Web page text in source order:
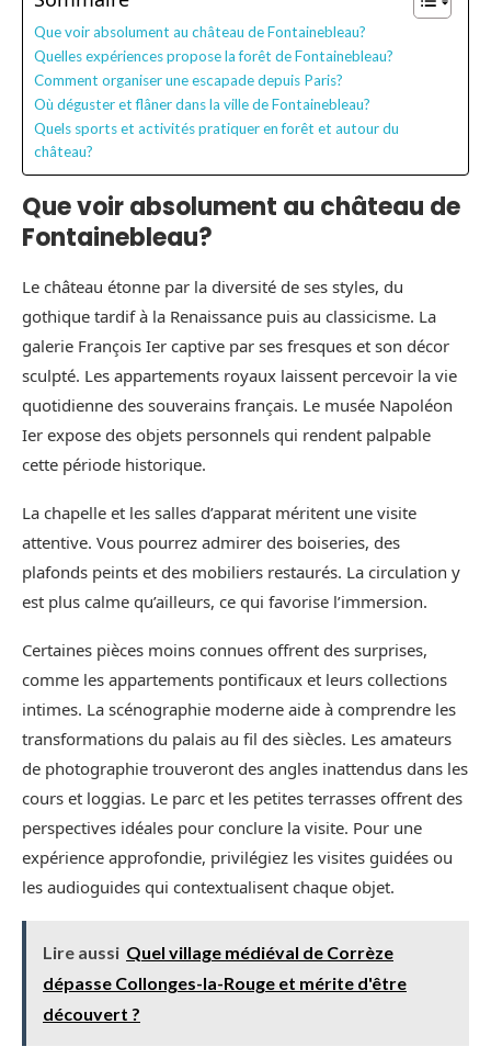
Que voir absolument au château de Fontainebleau?
Quelles expériences propose la forêt de Fontainebleau?
Comment organiser une escapade depuis Paris?
Où déguster et flâner dans la ville de Fontainebleau?
Quels sports et activités pratiquer en forêt et autour du
château?
Que voir absolument au château de
Fontainebleau?
Le château étonne par la diversité de ses styles, du
gothique tardif à la Renaissance puis au classicisme. La
galerie François Ier captive par ses fresques et son décor
sculpté. Les appartements royaux laissent percevoir la vie
quotidienne des souverains français. Le musée Napoléon
Ier expose des objets personnels qui rendent palpable
cette période historique.
La chapelle et les salles d’apparat méritent une visite
attentive. Vous pourrez admirer des boiseries, des
plafonds peints et des mobiliers restaurés. La circulation y
est plus calme qu’ailleurs, ce qui favorise l’immersion.
Certaines pièces moins connues offrent des surprises,
comme les appartements pontificaux et leurs collections
intimes. La scénographie moderne aide à comprendre les
transformations du palais au fil des siècles. Les amateurs
de photographie trouveront des angles inattendus dans les
cours et loggias. Le parc et les petites terrasses offrent des
perspectives idéales pour conclure la visite. Pour une
expérience approfondie, privilégiez les visites guidées ou
les audioguides qui contextualisent chaque objet.
Lire aussi Quel village médiéval de Corrèze
dépasse Collonges-la-Rouge et mérite d'être
découvert ?